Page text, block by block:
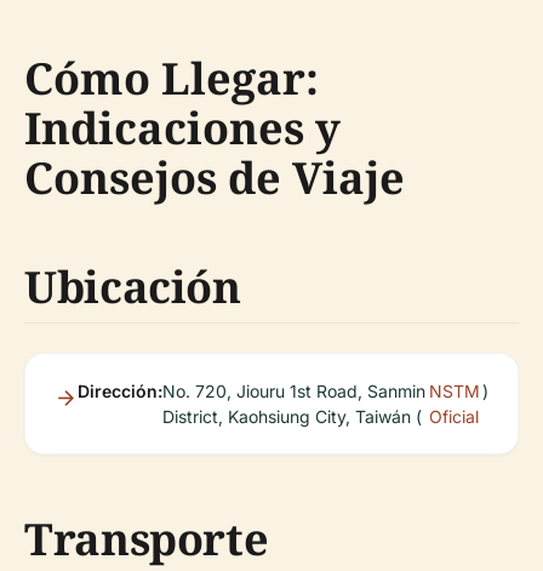
Cómo Llegar:
Indicaciones y
Consejos de Viaje
Ubicación
Dirección:No. 720, Jiouru 1st Road, Sanmin
District, Kaohsiung City, Taiwán (
NSTM
Oficial
)
Transporte